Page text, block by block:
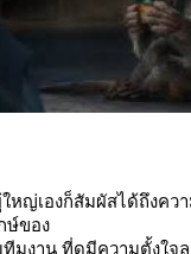
หญ่เองก็สัมผัสได้ถึงคว
ษ์ของ
มงาน ที่ดูมีความตั้งใจล